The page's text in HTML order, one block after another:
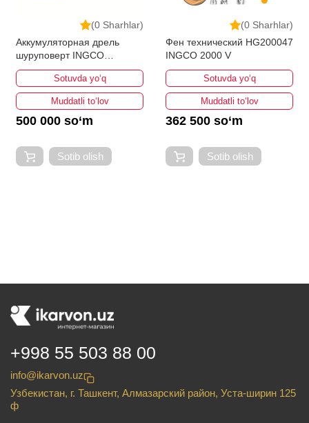
(0 Sharhlar)
Аккумуляторная дрель
шуруповерт INGCO
CDLI200518
Sotuvda yo‘q
Muddatli to‘lov
500 000 so‘m
Sotib olish
(0 Sharhlar)
Фен технический HG200047
INGCO 2000 V
Sotuvda yo‘q
Muddatli to‘lov
362 500 so‘m
Sotib olish
+998 55 503 88 00
info@ikarvon.uz
Узбекистан, г. Ташкент, Алмазарский район, Уста-ширин 125
ф